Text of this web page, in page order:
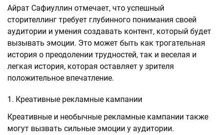
Айрат Сафиуллин отмечает, что успешный
сторителлинг требует глубинного понимания своей
аудитории и умения создавать контент, который будет
вызывать эмоции. Это может быть как трогательная
история о преодолении трудностей, так и веселая и
легкая история, которая оставляет у зрителя
положительное впечатление.
Креативные рекламные кампании
Креативные и необычные рекламные кампании также
могут вызвать сильные эмоции у аудитории.